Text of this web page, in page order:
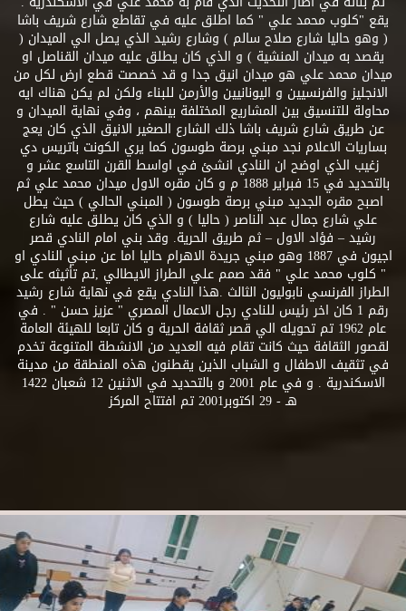
يقع "كلوب محمد علي " كما اطلق عليه في تقاطع شارع شريف باشا
( وهو حاليا شارع صلاح سالم ) وشارع رشيد الذي يصل الي الميدان (
يقصد به ميدان المنشية ) و الذي كان يطلق عليه ميدان القناصل او
ميدان محمد علي هو ميدان انيق جدا و قد خصصت قطع ارض لكل من
الانجليز والفرنسيين و اليونانيين والأرمن للبناء ولكن لم يكن هناك ايه
محاولة للتنسيق بين المشاريع المختلفة بينهم ، وفي نهاية الميدان و
عن طريق شارع شريف باشا ذلك الشارع الصغير الانيق الذي كان يعج
بساريات الاعلام نجد مبني برصة طوسون كما يري الكونت باتريس دي
زغيب الذي اوضح ان النادي انشئ في اواسط القرن التاسع عشر و
بالتحديد في 15 فبراير 1888 م و كان مقره الاول ميدان محمد علي ثم
اصبح مقره الجديد مبني برصة طوسون ( المبني الحالي ) حيث يطل
علي شارع جمال عبد الناصر ( حاليا ) و الذي كان يطلق عليه شارع
رشيد – فؤاد الاول – ثم طريق الحرية. وقد بني امام النادي قصر
اجيون في 1887 وهو مبني جريدة الاهرام حاليا اما عن مبني النادي او
" كلوب محمد علي " فقد صمم علي الطراز الايطالي ,تم تأثيثه على
الطراز الفرنسي نابوليون الثالث .هذا النادي يقع في نهاية شارع رشيد
رقم 1 كان اخر رئيس للنادي رجل الاعمال المصري " عزيز حسن " . في
عام 1962 تم تحويله الي قصر ثقافة الحرية و كان تابعا للهيئة العامة
لقصور الثقافة حيث كانت تقام فيه العديد من الانشطة المتنوعة تخدم
في تثقيف الاطفال و الشباب الذين يقطنون هذه المنطقة من مدينة
الاسكندرية . و في عام 2001 و بالتحديد في الاثنين 12 شعبان 1422
هـ - 29 اكتوبر2001 تم افتتاح المركز